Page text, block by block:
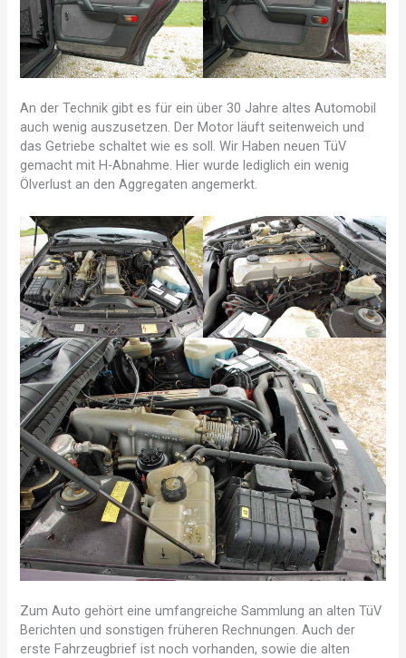
An der Technik gibt es für ein über 30 Jahre altes Automobil
auch wenig auszusetzen. Der Motor läuft seitenweich und
das Getriebe schaltet wie es soll. Wir Haben neuen TüV
gemacht mit H-Abnahme. Hier wurde lediglich ein wenig
Ölverlust an den Aggregaten angemerkt.
Zum Auto gehört eine umfangreiche Sammlung an alten TüV
Berichten und sonstigen früheren Rechnungen. Auch der
erste Fahrzeugbrief ist noch vorhanden, sowie die alten